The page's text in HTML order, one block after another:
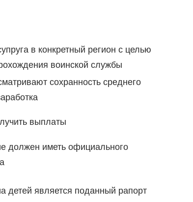
в конкретный регион с целью
воинской службы
сохранность среднего
выплаты
должен иметь официального
является поданный рапорт